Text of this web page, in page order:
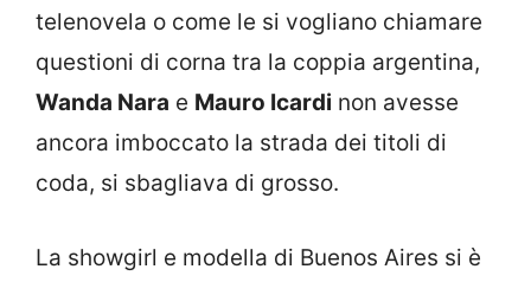
telenovela o come le si vogliano chiamare
questioni di corna tra la coppia argentina,
Wanda Nara e Mauro Icardi non avesse
ancora imboccato la strada dei titoli di
coda, si sbagliava di grosso.
La showgirl e modella di Buenos Aires si è